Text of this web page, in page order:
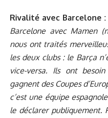
Rivalité avec Barcelone :
Barcelone avec Mamen
nous ont traités
les deux clubs : le Barça
vice-versa. Ils ont
gagnent des Coupes
c’est une équipe
le déclarer publiquement.